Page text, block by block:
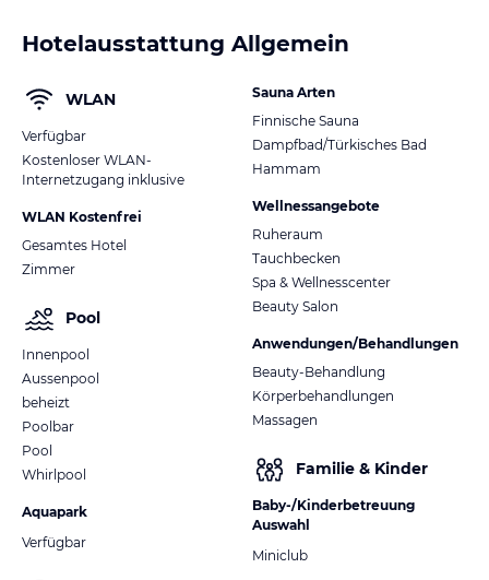
Hotelausstattung Allgemein
WLAN
Verfügbar
Kostenloser WLAN-
Internetzugang inklusive
WLAN Kostenfrei
Gesamtes Hotel
Zimmer
Pool
Innenpool
Aussenpool
beheizt
Poolbar
Pool
Whirlpool
Aquapark
Verfügbar
Sauna Arten
Finnische Sauna
Dampfbad/Türkisches Bad
Hammam
Wellnessangebote
Ruheraum
Tauchbecken
Spa & Wellnesscenter
Beauty Salon
Anwendungen/Behandlungen
Beauty-Behandlung
Körperbehandlungen
Massagen
Familie & Kinder
Baby-/Kinderbetreuung
Auswahl
Miniclub